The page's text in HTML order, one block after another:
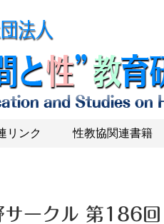
リンク 性教協関連書籍
ークル 第186回